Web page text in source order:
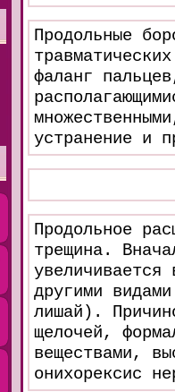
Продольные
фаланг
устранение и
Продольное
трещина.
другими
лишай).
щелочей,
веществами,
онихорексис